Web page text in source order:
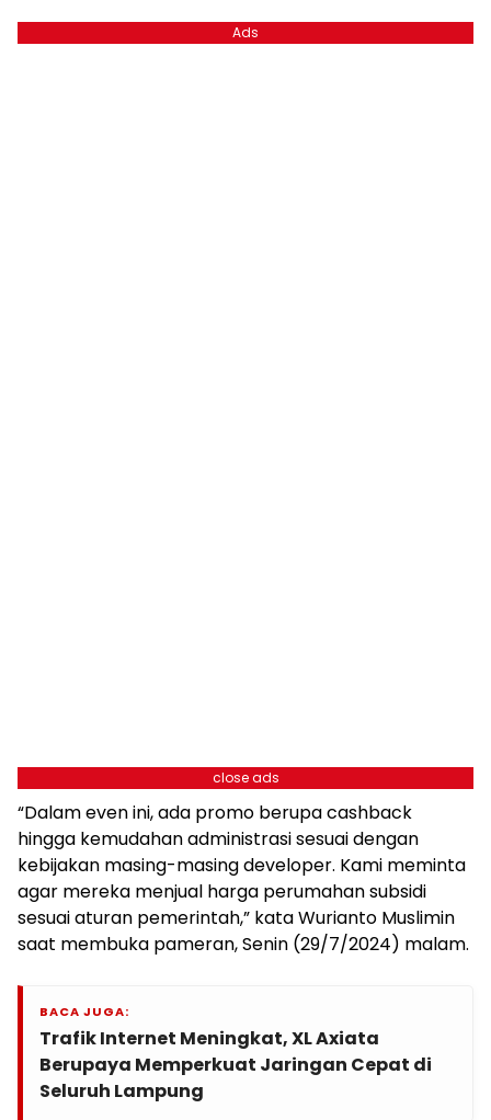
Ads
close ads
“Dalam even ini, ada promo berupa cashback
hingga kemudahan administrasi sesuai dengan
kebijakan masing-masing developer. Kami meminta
agar mereka menjual harga perumahan subsidi
sesuai aturan pemerintah,” kata Wurianto Muslimin
saat membuka pameran, Senin (29/7/2024) malam.
BACA JUGA:
Trafik Internet Meningkat, XL Axiata
Berupaya Memperkuat Jaringan Cepat di
Seluruh Lampung